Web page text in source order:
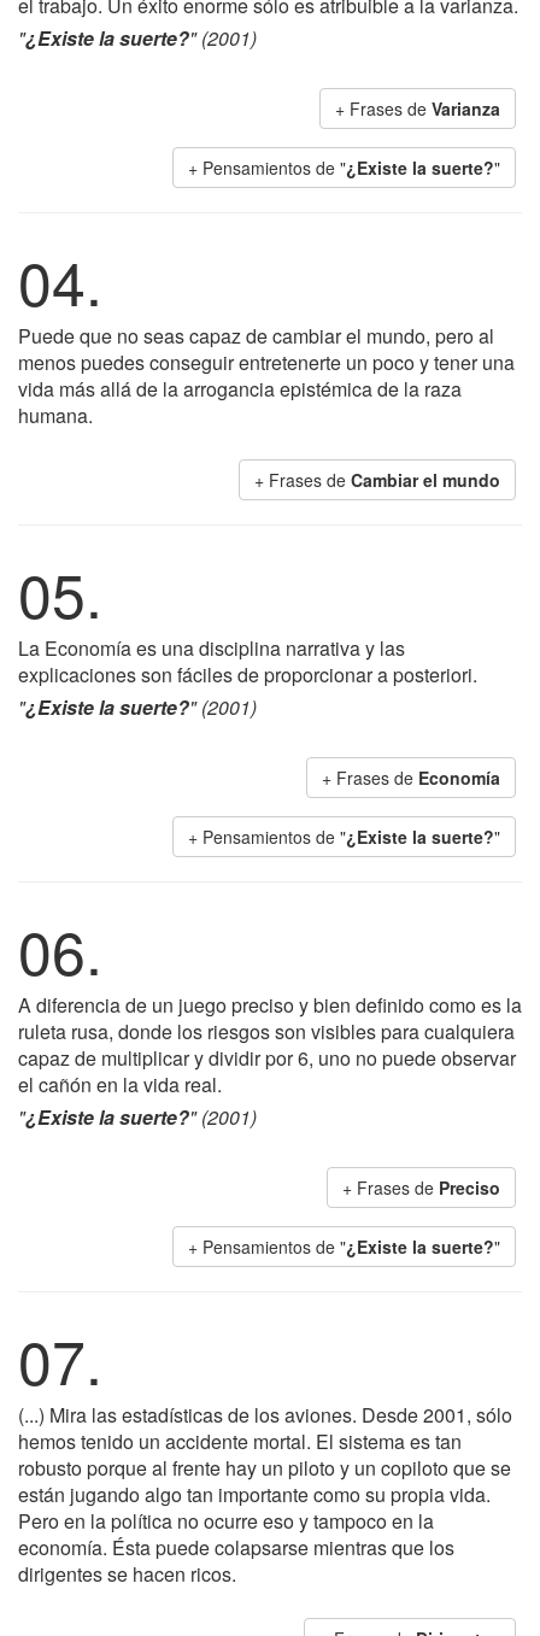
"¿Existe la suerte?" (2001)
+ Frases de Varianza
+ Pensamientos de "¿Existe la suerte?"
04.
Puede que no seas capaz de cambiar el mundo, pero al
menos puedes conseguir entretenerte un poco y tener una
vida más allá de la arrogancia epistémica de la raza
humana.
+ Frases de Cambiar el mundo
05.
La Economía es una disciplina narrativa y las
explicaciones son fáciles de proporcionar a posteriori.
"¿Existe la suerte?" (2001)
+ Frases de Economía
+ Pensamientos de "¿Existe la suerte?"
06.
A diferencia de un juego preciso y bien definido como es la
ruleta rusa, donde los riesgos son visibles para cualquiera
capaz de multiplicar y dividir por 6, uno no puede observar
el cañón en la vida real.
"¿Existe la suerte?" (2001)
+ Frases de Preciso
+ Pensamientos de "¿Existe la suerte?"
07.
(...) Mira las estadísticas de los aviones. Desde 2001, sólo
hemos tenido un accidente mortal. El sistema es tan
robusto porque al frente hay un piloto y un copiloto que se
están jugando algo tan importante como su propia vida.
Pero en la política no ocurre eso y tampoco en la
economía. Ésta puede colapsarse mientras que los
dirigentes se hacen ricos.